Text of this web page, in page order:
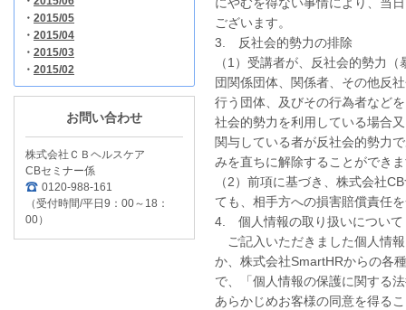
・ 2015/05
・ 2015/04
・ 2015/03
・ 2015/02
お問い合わせ
株式会社ＣＢヘルスケア
CBセミナー係
0120-988-161
（受付時間/平日9：00～18：
00）
ございます。
3. 反社会的勢力の排除
（1）受講者が、反社会的勢力
団関係団体、関係者、その他反
行う団体、及びその行為者など
社会的勢力を利用している場合
関与している者が反社会的勢力
みを直ちに解除することができ
（2）前項に基づき、株式会社
ても、相手方への損害賠償責任
4. 個人情報の取り扱いについて
ご記入いただきました個人情
か、株式会社SmartHRからの各
で、「個人情報の保護に関する
あらかじめお客様の同意を得る